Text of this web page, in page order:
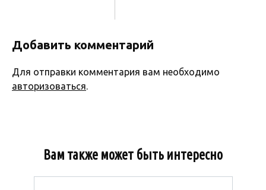
Добавить комментарий
Для отправки комментария вам необходимо
авторизоваться.
Вам также может быть интересно